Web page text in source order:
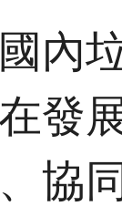
內
發
協